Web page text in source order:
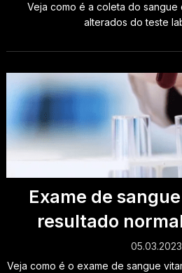
Veja como é a coleta do sangue
alterados do teste
Exame de
resultado
05.03.2023
Veja como é o exame de sangue